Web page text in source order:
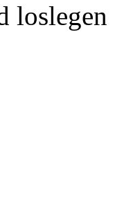
loslegen